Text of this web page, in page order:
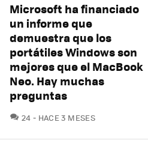
Microsoft ha financiado
un informe que
demuestra que los
portátiles Windows son
mejores que el MacBook
Neo. Hay muchas
preguntas
24 COMENTARIOS
HACE 3 MESES